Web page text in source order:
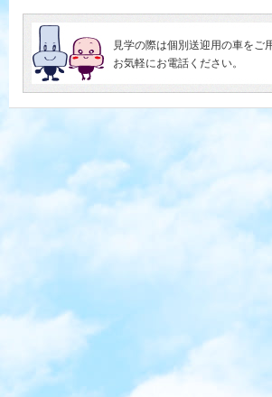
見学の際は個別送迎用の車をご
お気軽にお電話ください。